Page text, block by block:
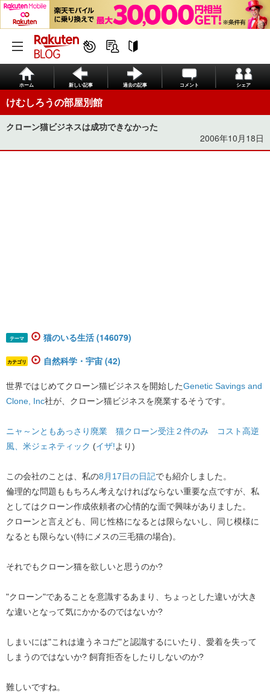
ホーム 新しい記事 過去の記事 コメント シェア
けむしろうの部屋別館
クローン猫ビジネスは成功できなかった
2006年10月18日
テーマ 猫のいる生活 (146079)
カテゴリ 自然科学・宇宙 (42)
世界ではじめてクローン猫ビジネスを開始したGenetic Savings and
Clone, Inc社が、クローン猫ビジネスを廃業するそうです。
ニャ～ンともあっさり廃業 猫クローン受注２件のみ コスト高逆
風、米ジェネティック (イザ!より)
この会社のことは、私の8月17日の日記でも紹介しました。
倫理的な問題ももちろん考えなければならない重要な点ですが、私
としてはクローン作成依頼者の心情的な面で興味がありました。
クローンと言えども、同じ性格になるとは限らないし、同じ模様に
なるとも限らない(特にメスの三毛猫の場合)。
それでもクローン猫を欲しいと思うのか?
"クローン"であることを意識するあまり、ちょっとした違いが大き
な違いとなって気にかかるのではないか?
しまいには"これは違うネコだ"と認識するにいたり、愛着を失って
しまうのではないか? 飼育拒否をしたりしないのか?
難しいですね。